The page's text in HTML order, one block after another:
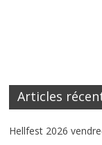
Articles
Hellfest 2026